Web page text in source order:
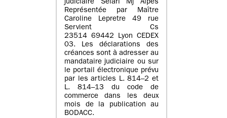
judiciaire Selarl Mj Alpes
Représentée par Maître
Caroline Lepretre 49 rue
Servient Cs
23514 69442 Lyon CEDEX
03. Les déclarations des
créances sont à adresser au
mandataire judiciaire ou sur
le portail électronique prévu
par les articles L. 814–2 et
L. 814–13 du code de
commerce dans les deux
mois de la publication au
BODACC.